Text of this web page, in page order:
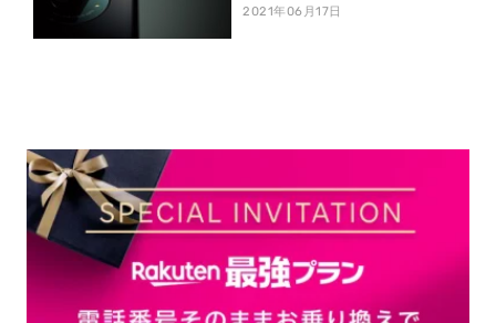
2021年06月17日